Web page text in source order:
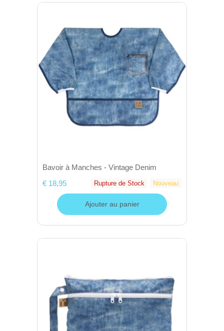
Bavoir à Manches - Vintage Denim
€ 18,95
Rupture de Stock Nouveau
Ajouter au panier